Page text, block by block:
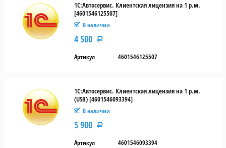
1С:Автосервис. Клиентская лицензия на 1 р.м.
[4601546125507]
В наличии
4 500 Р
Артикул 4601546125507
1С:Автосервис. Клиентская лицензия на 1 р.м.
(USB) [4601546093394]
В наличии
5 900 Р
Артикул 4601546093394